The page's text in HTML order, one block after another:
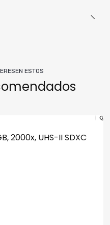
ESTOS
2000x, UHS-II SDXC